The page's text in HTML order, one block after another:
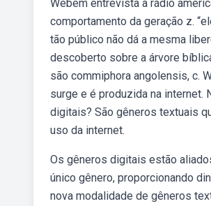
Webem entrevista à rádio
comportamento da geração z.
tão público não dá a mesma
descoberto sobre a árvore
são commiphora angolensis, c.
surge e é produzida na
digitais? São gêneros textuais
uso da internet.
Os gêneros digitais estão
único gênero, proporcionando
nova modalidade de gêneros